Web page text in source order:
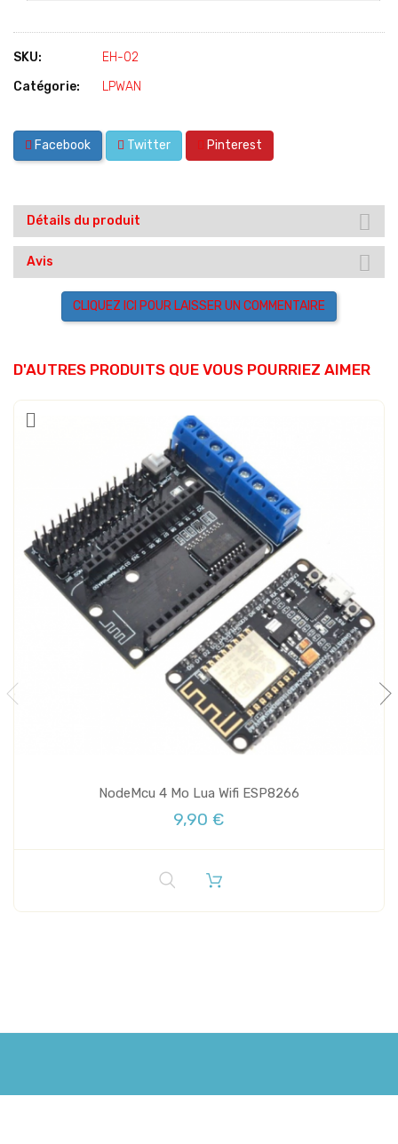
SKU:
EH-02
Catégorie:
LPWAN
Facebook Twitter Pinterest
Détails du produit
Avis
CLIQUEZ ICI POUR LAISSER UN COMMENTAIRE
D'AUTRES PRODUITS QUE VOUS POURRIEZ AIMER
NodeMcu 4 Mo Lua Wifi ESP8266
9,90 €